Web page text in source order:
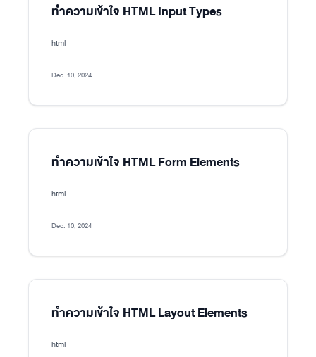
ทำความเข้าใจ HTML Input Types
html
Dec. 10, 2024
ทำความเข้าใจ HTML Form Elements
html
Dec. 10, 2024
ทำความเข้าใจ HTML Layout Elements
html